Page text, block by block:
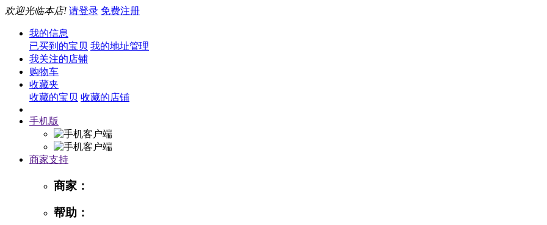
欢迎光临本店! 请登录 免费注册
我的信息
已买到的宝贝 我的地址管理
我关注的店铺
购物车
收藏夹
收藏的宝贝 收藏的店铺
手机版
商家支持
商家：
帮助：